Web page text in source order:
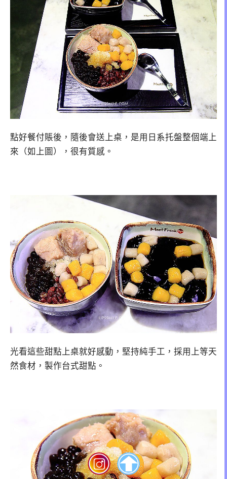
點好餐付賬後，隨後會送上桌，是用日系托盤整個端上
來（如上圖），很有質感。
光看這些甜點上桌就好感動，堅持純手工，採用上等天
然食材，製作台式甜點。